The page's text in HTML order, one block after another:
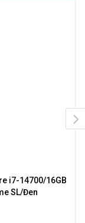
i7-14700/16GB
SL/Đen